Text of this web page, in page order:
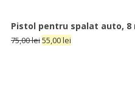
Pistol pentru spalat auto,
75,00lei55,00lei